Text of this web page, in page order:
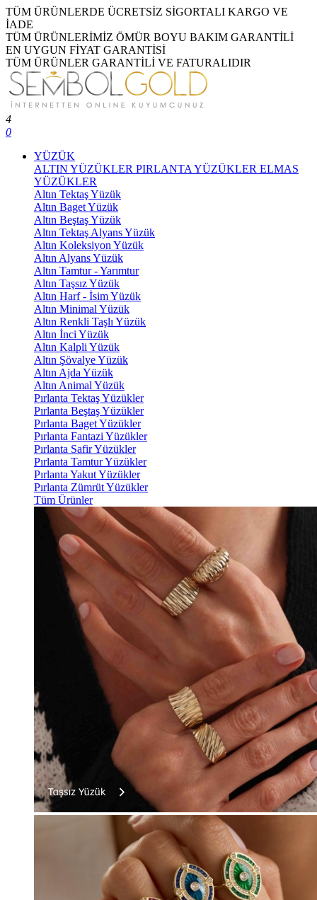
TÜM ÜRÜNLERDE ÜCRETSİZ SİGORTALI KARGO VE
İADE
TÜM ÜRÜNLERİMİZ ÖMÜR BOYU BAKIM GARANTİLİ
EN UYGUN FİYAT GARANTİSİ
TÜM ÜRÜNLER GARANTİLİ VE FATURALIDIR
4
0
YÜZÜK
ALTIN YÜZÜKLER PIRLANTA YÜZÜKLER ELMAS
YÜZÜKLER
Altın Tektaş Yüzük
Altın Baget Yüzük
Altın Beştaş Yüzük
Altın Tektaş Alyans Yüzük
Altın Koleksiyon Yüzük
Altın Alyans Yüzük
Altın Tamtur - Yarımtur
Altın Taşsız Yüzük
Altın Harf - İsim Yüzük
Altın Minimal Yüzük
Altın Renkli Taşlı Yüzük
Altın İnci Yüzük
Altın Kalpli Yüzük
Altın Şövalye Yüzük
Altın Ajda Yüzük
Altın Animal Yüzük
Pırlanta Tektaş Yüzükler
Pırlanta Beştaş Yüzükler
Pırlanta Baget Yüzükler
Pırlanta Fantazi Yüzükler
Pırlanta Safir Yüzükler
Pırlanta Tamtur Yüzükler
Pırlanta Yakut Yüzükler
Pırlanta Zümrüt Yüzükler
Tüm Ürünler